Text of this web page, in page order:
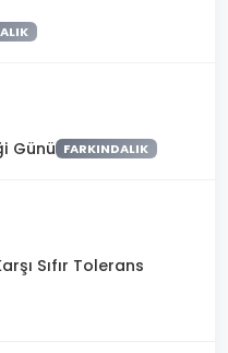
Günü FARKINDALIK
Sıfır Tolerans